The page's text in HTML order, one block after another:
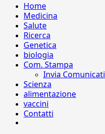
Home
Medicina
Salute
Ricerca
Genetica
biologia
Com. Stampa
Invia Comunicati
Scienza
alimentazione
vaccini
Contatti